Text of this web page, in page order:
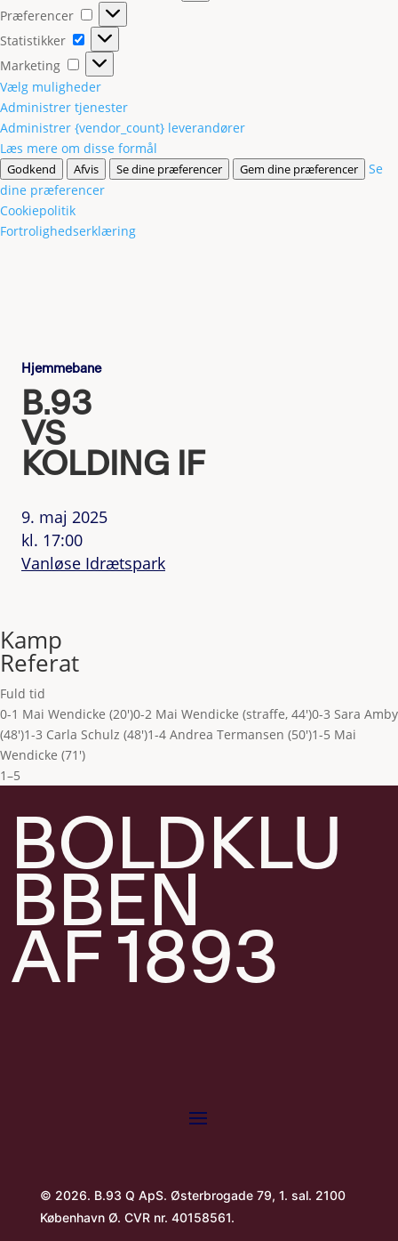
Præferencer
Præferencer
Statistikker
Statistikker
Marketing
Marketing
Vælg muligheder
Administrer tjenester
Administrer {vendor_count} leverandører
Læs mere om disse formål
Godkend Afvis Se dine præferencer Gem dine præferencer
Se
dine præferencer
Cookiepolitik
Fortrolighedserklæring
Hjemmebane
B.93
VS
KOLDING IF
9. maj 2025
kl. 17:00
Vanløse Idrætspark
Kamp
Referat
Fuld tid
0-1 Mai Wendicke (20')0-2 Mai Wendicke (straffe, 44')0-3 Sara Amby
(48')1-3 Carla Schulz (48')1-4 Andrea Termansen (50')1-5 Mai
Wendicke (71')
1–5
BOLDKLU
BBEN
AF 1893
© 2026. B.93 Q ApS. Østerbrogade 79, 1. sal. 2100
København Ø. CVR nr. 40158561.